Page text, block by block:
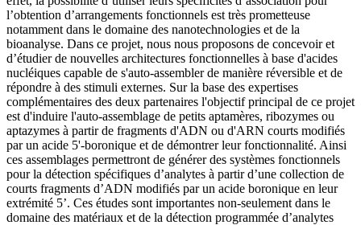
l’obtention d’arrangements fonctionnels est très prometteuse
notamment dans le domaine des nanotechnologies et de la
bioanalyse. Dans ce projet, nous nous proposons de concevoir et
d’étudier de nouvelles architectures fonctionnelles à base d'acides
nucléiques capable de s'auto-assembler de manière réversible et de
répondre à des stimuli externes. Sur la base des expertises
complémentaires des deux partenaires l'objectif principal de ce projet
est d'induire l'auto-assemblage de petits aptamères, ribozymes ou
aptazymes à partir de fragments d'ADN ou d'ARN courts modifiés
par un acide 5'-boronique et de démontrer leur fonctionnalité. Ainsi
ces assemblages permettront de générer des systèmes fonctionnels
pour la détection spécifiques d’analytes à partir d’une collection de
courts fragments d’ADN modifiés par un acide boronique en leur
extrémité 5’. Ces études sont importantes non-seulement dans le
domaine des matériaux et de la détection programmée d’analytes